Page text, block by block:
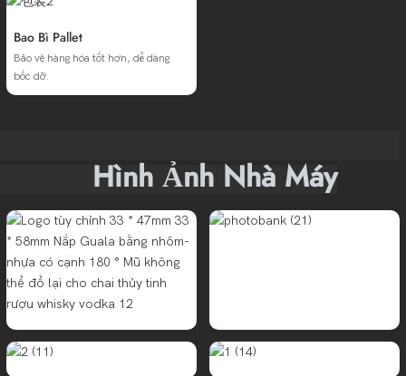
Bao Bì Pallet
Bảo vệ hàng hóa tốt hơn, dễ dàng
bốc dỡ.
Hình Ảnh Nhà Máy